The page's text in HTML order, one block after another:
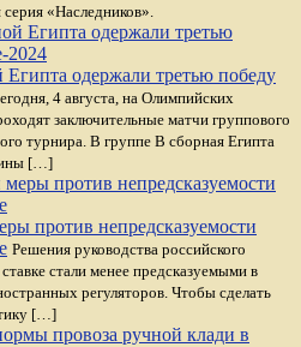
«Наследников».
одержали третью победу
4 августа, на Олимпийских
заключительные матчи группового
турнира. В группе В сборная Египта
[…]
против непредсказуемости
Решения руководства российского
стали менее предсказуемыми в
регуляторов. Чтобы сделать
[…]